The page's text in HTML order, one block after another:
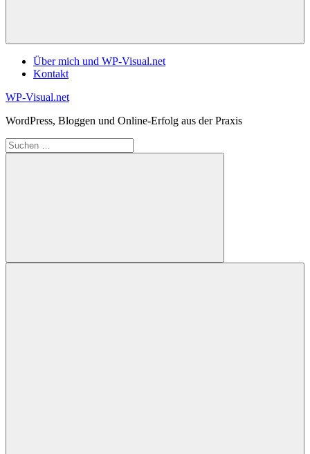
Über mich und WP-Visual.net
Kontakt
Zum
springen
WP-Visual.net
WordPress, Bloggen und Online-Erfolg aus der Praxis
Suchen
nach:
Suchen